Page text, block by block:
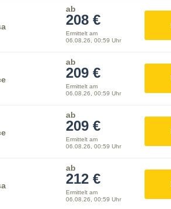
ab
208 €
Ermittelt am
06.08.26, 00:59 Uhr
ab
209 €
Ermittelt am
06.08.26, 00:59 Uhr
ab
209 €
Ermittelt am
06.08.26, 00:59 Uhr
ab
212 €
Ermittelt am
06.08.26, 00:59 Uhr